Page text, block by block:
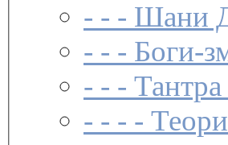
- - - Шани
- - - Боги-
- - -
- - - -